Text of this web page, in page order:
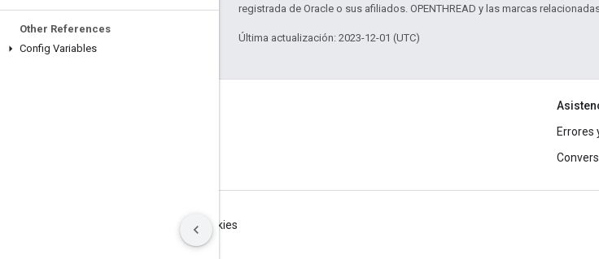
Other References
Config Variables
registrada de Oracle o sus afiliados. OPENTHREAD y las marcas
Última actualización: 2023-12-01 (UTC)
Errores
Manage cookies